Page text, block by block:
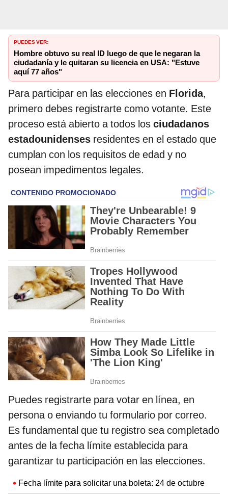
PUEDES VER:
Hombre obtuvo su real ID luego de que le negaran la
ciudadanía y le quitaran su licencia en USA: "Estuve
aquí 77 años"
Para participar en las elecciones en Florida,
primero debes registrarte como votante. Este
proceso está abierto a todos los ciudadanos
estadounidenses residentes en el estado que
cumplan con los requisitos de edad y no
posean impedimentos legales.
Puedes registrarte para votar en línea, en
persona o enviando tu formulario por correo.
Es fundamental que tu registro sea completado
antes de la fecha límite establecida para
garantizar tu participación en las elecciones.
Fecha límite para solicitar una boleta: 24 de octubre